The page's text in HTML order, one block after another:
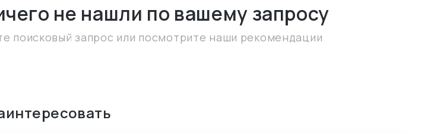
не нашли по вашему запросу
поисковый запрос или посмотрите наши рекомендации